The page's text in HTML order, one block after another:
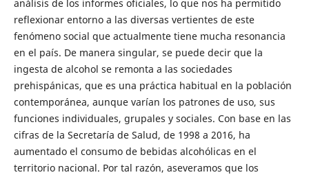
análisis de los informes oficiales, lo que nos ha permitido
reflexionar entorno a las diversas vertientes de este
fenómeno social que actualmente tiene mucha resonancia
en el país. De manera singular, se puede decir que la
ingesta de alcohol se remonta a las sociedades
prehispánicas, que es una práctica habitual en la población
contemporánea, aunque varían los patrones de uso, sus
funciones individuales, grupales y sociales. Con base en las
cifras de la Secretaría de Salud, de 1998 a 2016, ha
aumentado el consumo de bebidas alcohólicas en el
territorio nacional. Por tal razón, aseveramos que los